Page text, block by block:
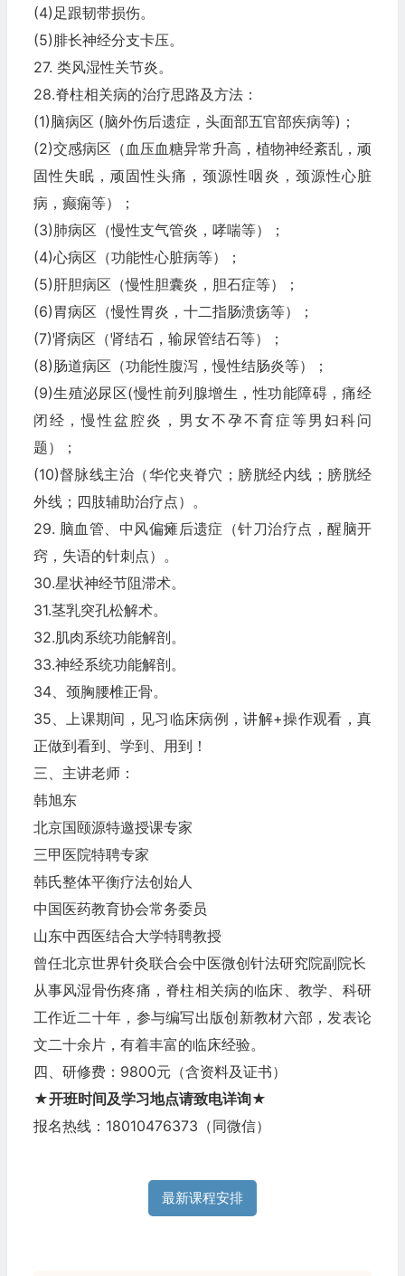
(4)足跟韧带损伤。
(5)腓长神经分支卡压。
27. 类风湿性关节炎。
28.脊柱相关病的治疗思路及方法：
(1)脑病区 (脑外伤后遗症，头面部五官部疾病等)；
(2)交感病区（血压血糖异常升高，植物神经紊乱，顽
固性失眠，顽固性头痛，颈源性咽炎，颈源性心脏
病，癫痫等）；
(3)肺病区（慢性支气管炎，哮喘等）；
(4)心病区（功能性心脏病等）；
(5)肝胆病区（慢性胆囊炎，胆石症等）；
(6)胃病区（慢性胃炎，十二指肠溃疡等）；
(7)肾病区（肾结石，输尿管结石等）；
(8)肠道病区（功能性腹泻，慢性结肠炎等）；
(9)生殖泌尿区(慢性前列腺增生，性功能障碍，痛经
闭经，慢性盆腔炎，男女不孕不育症等男妇科问
题）；
(10)督脉线主治（华佗夹脊穴；膀胱经内线；膀胱经
外线；四肢辅助治疗点）。
29. 脑血管、中风偏瘫后遗症（针刀治疗点，醒脑开
窍，失语的针刺点）。
30.星状神经节阻滞术。
31.茎乳突孔松解术。
32.肌肉系统功能解剖。
33.神经系统功能解剖。
34、颈胸腰椎正骨。
35、上课期间，见习临床病例，讲解+操作观看，真
正做到看到、学到、用到！
三、主讲老师：
韩旭东
北京国颐源特邀授课专家
三甲医院特聘专家
韩氏整体平衡疗法创始人
中国医药教育协会常务委员
山东中西医结合大学特聘教授
曾任北京世界针灸联合会中医微创针法研究院副院长
从事风湿骨伤疼痛，脊柱相关病的临床、教学、科研
工作近二十年，参与编写出版创新教材六部，发表论
文二十余片，有着丰富的临床经验。
四、研修费：9800元（含资料及证书）
★开班时间及学习地点请致电详询★
报名热线：18010476373（同微信）
最新课程安排